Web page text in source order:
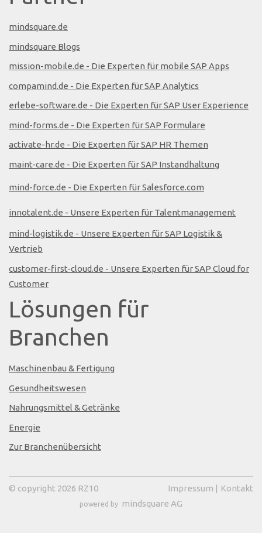
mindsquare.de
mindsquare Blogs
mission-mobile.de - Die Experten für mobile SAP Apps
compamind.de - Die Experten für SAP Analytics
erlebe-software.de - Die Experten für SAP User Experience
mind-forms.de - Die Experten für SAP Formulare
activate-hr.de - Die Experten für SAP HR Themen
maint-care.de - Die Experten für SAP Instandhaltung
mind-force.de - Die Experten für Salesforce.com
innotalent.de - Unsere Experten für Talentmanagement
mind-logistik.de - Unsere Experten für SAP Logistik &
Vertrieb
customer-first-cloud.de - Unsere Experten für SAP Cloud for
Customer
Lösungen für
Branchen
Maschinenbau & Fertigung
Gesundheitswesen
Nahrungsmittel & Getränke
Energie
Zur Branchenübersicht
© copyright 2026 RZ10 Impressum | Kontakt
powered by mindsquare AG